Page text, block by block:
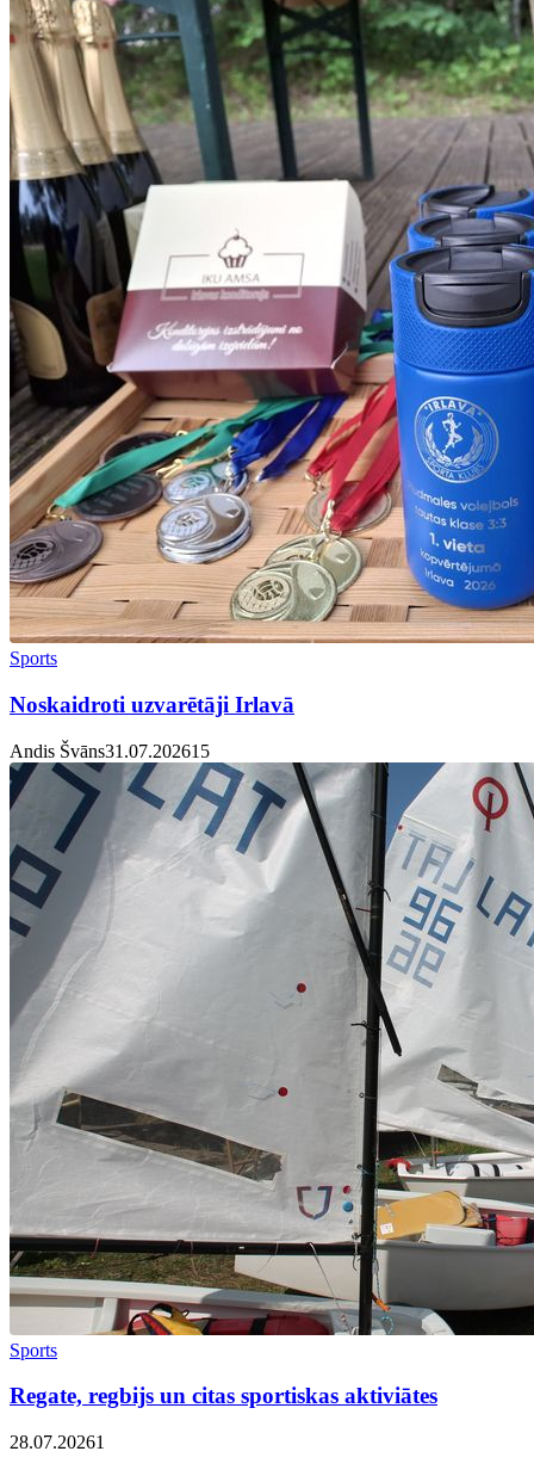
Sports
Noskaidroti uzvarētāji Irlavā
Andis Švāns31.07.20261 5
Sports
Regate, regbijs un citas sportiskas aktiviātes
28.07.20261